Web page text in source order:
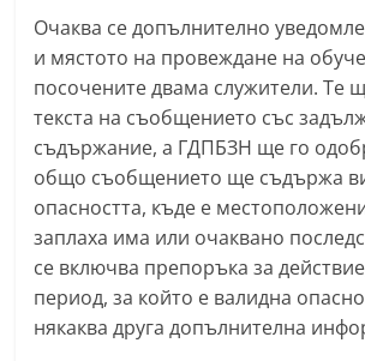
b
g
i
n
f
o
,
g
a
Очаква се допълнително
и мястото на провеждане на
посочените двама служители. Те
текста на съобщението със
съдържание, а ГДПБЗН ще го
общо съобщението ще съдържа
опасността, къде е
заплаха има или очаквано
се включва препоръка за
период, за който е валидна
някаква друга допълнителна